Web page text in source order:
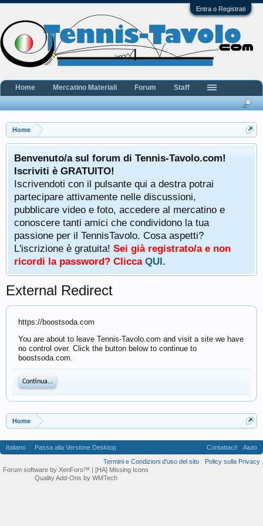
Entra o Registrati
Home
Benvenuto/a sul forum di Tennis-Tavolo.com!
Iscriviti è GRATUITO!
Iscrivendoti con il pulsante qui a destra potrai
partecipare attivamente nelle discussioni,
pubblicare video e foto, accedere al mercatino e
conoscere tanti amici che condividono la tua
passione per il TennisTavolo. Cosa aspetti?
L'iscrizione è gratuita! Sei già registrato/a e non
ricordi la password? Clicca QUI.
External Redirect
https://boostsoda.com
You are about to leave Tennis-Tavolo.com and visit a site we have
no control over. Click the button below to continue to
boostsoda.com.
Continua...
Home
Home Mercatino Materiali Forum Staff
Italiano Passa alla Versione Desktop Contattaci!
Aiuto
Termini e Condizioni d'uso del sito
Policy sulla Privacy
Forum software by XenForo™ | [HA] Missing Icons
Quality Add-Ons by WMTech